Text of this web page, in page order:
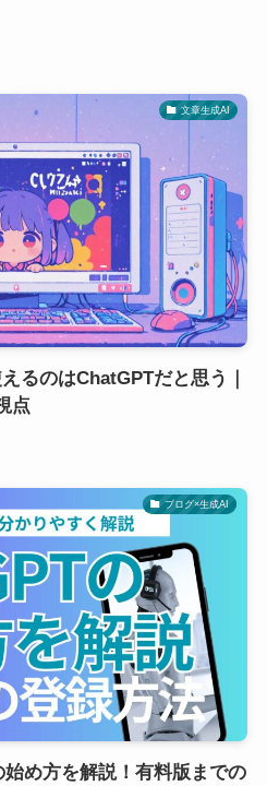
文章生成AI
るのはChatGPTだと思う｜
点
ブログ×生成AI
始め方を解説！有料版までの